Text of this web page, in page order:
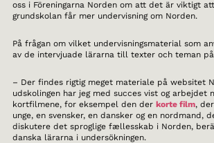
oss i Föreningarna Norden om att det är viktigt
grundskolan får mer undervisning om Norden.
På frågan om vilket undervisningsmaterial som
av de intervjuade lärarna till texter och teman
– Der findes rigtig meget materiale på websitet
udskolingen har jeg med succes vist og arbejdet
kortfilmene, for eksempel den der korte film,
unge, en svensker, en dansker og en nordmand,
diskutere det sproglige fællesskab i Norden,
danska lärarna i undersökningen.